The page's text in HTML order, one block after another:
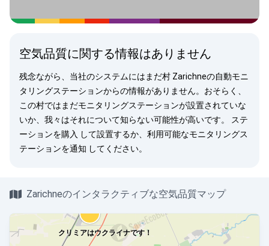
空気品質に関する情報はありません
残念ながら、当社のシステムにはまだ村 Zarichneの自動モニ
タリングステーションからの情報がありません。おそらく、
この村ではまだモニタリングステーションが設置されていな
いか、我々はそれについて知らない可能性が高いです。
ステ
ーションを購入 して設置するか、利用可能なモニタリングス
テーションを通知 してください。
Zarichneのインタラクティブな空気品質マップ
クリミアはウクライナです！